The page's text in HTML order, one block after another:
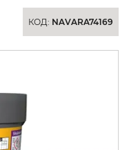
КОД: NAVARA74169